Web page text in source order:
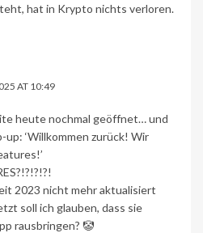
hat in Krypto nichts verloren.
AT 10:49
heute nochmal geöffnet… und
up: ‘Willkommen zurück! Wir
2023 nicht mehr aktualisiert
soll ich glauben, dass sie
rausbringen? 🤡